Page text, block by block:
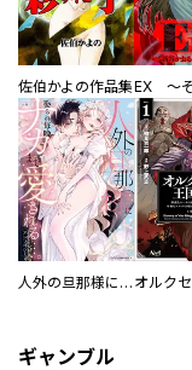
佐伯かよの作品集
人外の旦那様に娶られ毎晩ナカまで愛される…。アンソロジー
ギャンブル